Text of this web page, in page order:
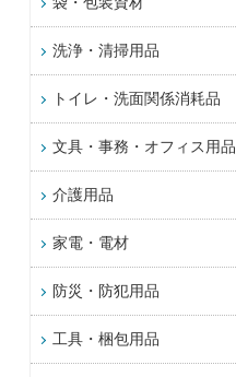
洗浄・清掃用品
トイレ・洗面関係消耗品
文具・事務・オフィス用品
介護用品
家電・電材
防災・防犯用品
工具・梱包用品